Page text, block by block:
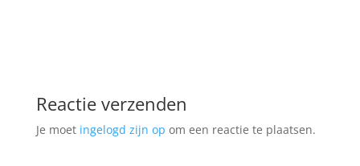
Reactie verzenden
Je moet ingelogd zijn op om een reactie te plaatsen.